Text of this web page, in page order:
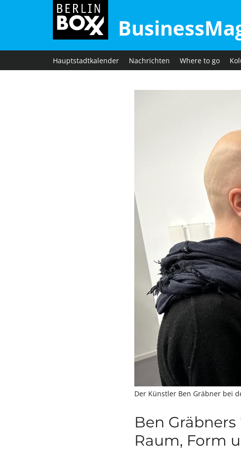
Hauptstadtkalender Nachrichten Where to go
Der Künstler Ben Gräbner bei
Ben Gräbners
Raum, Form